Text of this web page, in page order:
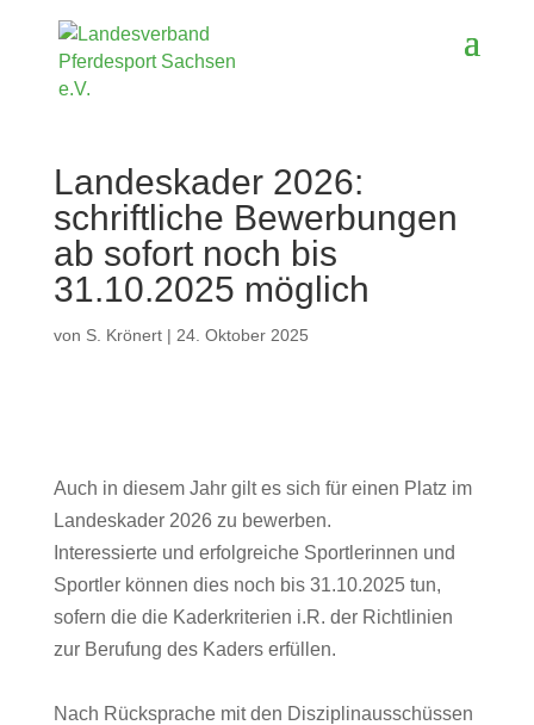
Landeskader 2026:
schriftliche Bewerbungen
ab sofort noch bis
31.10.2025 möglich
von S. Krönert| 24. Oktober 2025
Auch in diesem Jahr gilt es sich für einen Platz im
Landeskader 2026 zu bewerben.
Interessierte und erfolgreiche Sportlerinnen und
Sportler können dies noch bis 31.10.2025 tun,
sofern die die Kaderkriterien i.R. der Richtlinien
zur Berufung des Kaders erfüllen.
Nach Rücksprache mit den Disziplinausschüssen